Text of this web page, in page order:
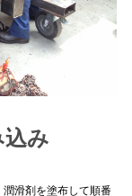
み
滑剤を塗布して順番